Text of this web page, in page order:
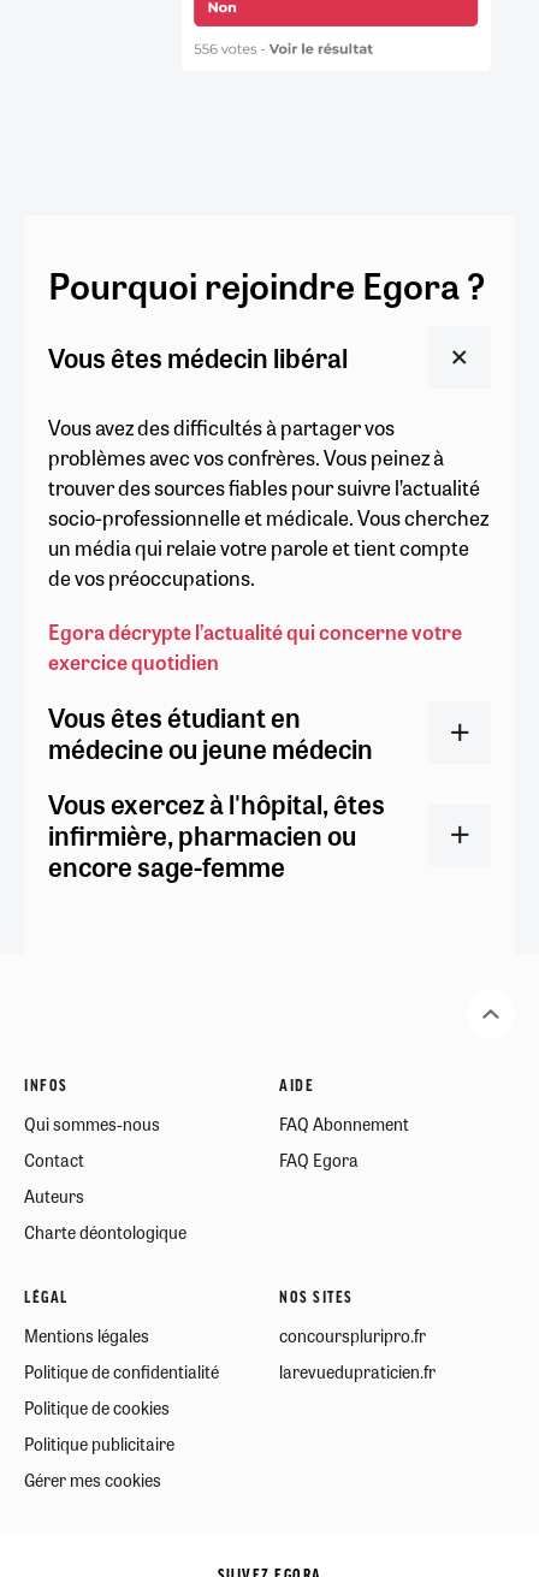
Pourquoi rejoindre Egora ?
Vous êtes médecin libéral
Vous avez des difficultés à partager vos
problèmes avec vos confrères. Vous peinez à
trouver des sources fiables pour suivre l’actualité
socio-professionnelle et médicale. Vous cherchez
un média qui relaie votre parole et tient compte
de vos préoccupations.
Egora décrypte l’actualité qui concerne votre
exercice quotidien
Vous êtes étudiant en
médecine ou jeune médecin
Vous exercez à l'hôpital, êtes
infirmière, pharmacien ou
encore sage-femme
INFOS
Qui sommes-nous
Contact
Auteurs
Charte déontologique
AIDE
FAQ Abonnement
FAQ Egora
LÉGAL
Mentions légales
Politique de confidentialité
Politique de cookies
Politique publicitaire
Gérer mes cookies
NOS SITES
concourspluripro.fr
larevuedupraticien.fr